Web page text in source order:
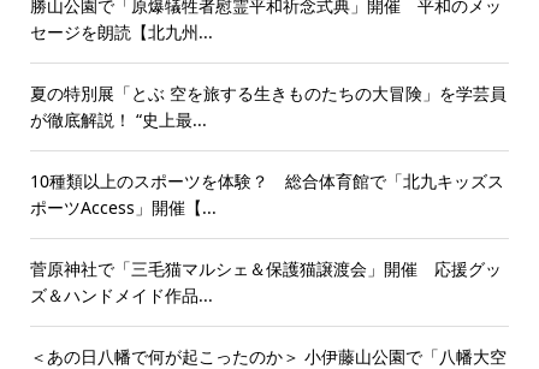
勝山公園で「原爆犠牲者慰霊平和祈念式典」開催 平和のメッ
セージを朗読【北九州...
夏の特別展「とぶ 空を旅する生きものたちの大冒険」を学芸員
が徹底解説！ “史上最...
10種類以上のスポーツを体験？ 総合体育館で「北九キッズス
ポーツAccess」開催【...
菅原神社で「三毛猫マルシェ＆保護猫譲渡会」開催 応援グッ
ズ＆ハンドメイド作品...
＜あの日八幡で何が起こったのか＞ 小伊藤山公園で「八幡大空